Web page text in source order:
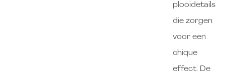
plooidetails
die zorgen
voor een
chique
effect. De